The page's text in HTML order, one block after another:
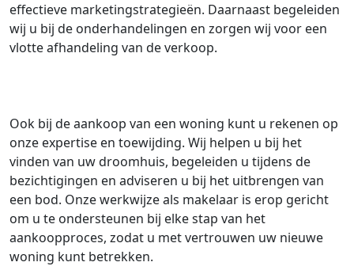
effectieve marketingstrategieën. Daarnaast begeleiden
wij u bij de onderhandelingen en zorgen wij voor een
vlotte afhandeling van de verkoop.
Ook bij de aankoop van een woning kunt u rekenen op
onze expertise en toewijding. Wij helpen u bij het
vinden van uw droomhuis, begeleiden u tijdens de
bezichtigingen en adviseren u bij het uitbrengen van
een bod. Onze werkwijze als makelaar is erop gericht
om u te ondersteunen bij elke stap van het
aankoopproces, zodat u met vertrouwen uw nieuwe
woning kunt betrekken.